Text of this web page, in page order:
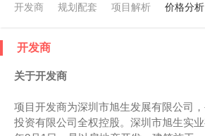
开发商 规划配套 项目解析 价格分析
开发商
关于开发商
项目开发商为深圳市旭生发展有限公司
投资有限公司全权控股。深圳市旭生实